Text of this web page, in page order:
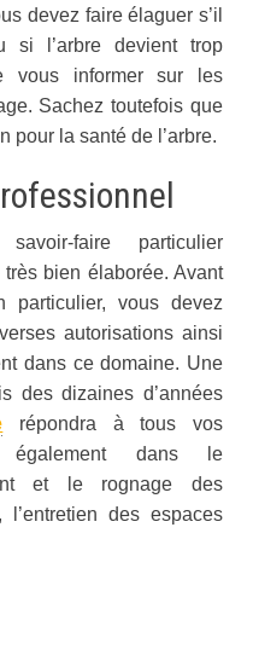
devez faire élaguer s’il
l’arbre devient trop
vous informer sur les
Sachez toutefois que
pour la santé de l’arbre.
faire particulier
bien élaborée. Avant
particulier, vous devez
autorisations ainsi
dans ce domaine. Une
des dizaines d’années
répondra à tous vos
également dans le
et le rognage des
des espaces